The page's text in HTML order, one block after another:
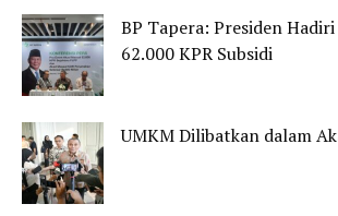
BP Tapera: Presiden
62.000 KPR Subsidi
UMKM Dilibatkan dalam